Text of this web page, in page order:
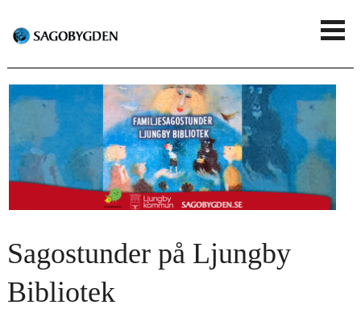
h
m
e
Sagostunder på Ljungby
Bibliotek